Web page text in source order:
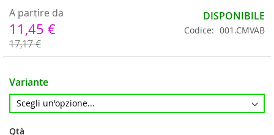
A partire da
11,45 €
17,17 €
DISPONIBILE
Codice 001.CMVAB
Variante
Qtà